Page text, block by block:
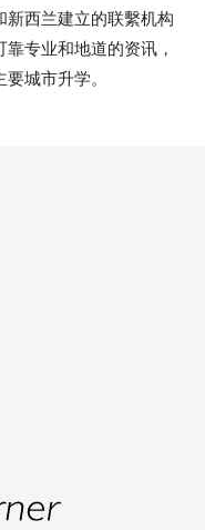
新西兰建立的联繫机构
专业和地道的资讯，
城市升学。